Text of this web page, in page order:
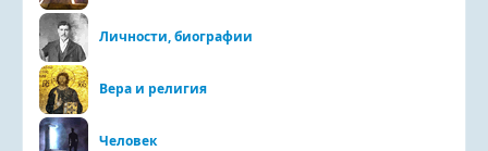
Личности, биографии
Вера и религия
Человек